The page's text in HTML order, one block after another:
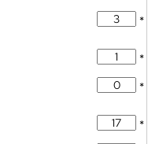
*
*
*
*